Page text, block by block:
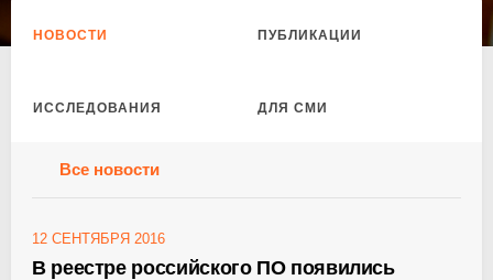
НОВОСТИ ПУБЛИКАЦИИ
ИССЛЕДОВАНИЯ ДЛЯ СМИ
Все новости
12 СЕНТЯБРЯ 2016
В реестре российского ПО появились